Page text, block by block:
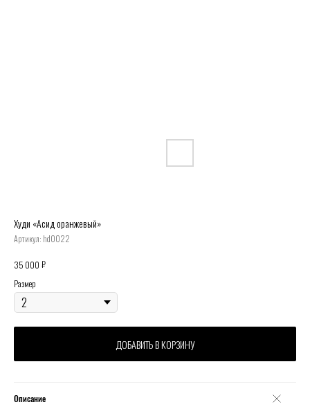
Худи «Асид оранжевый»
Артикул: hd0022
35 000 ₽
Размер
ДОБАВИТЬ В КОРЗИНУ
Описание